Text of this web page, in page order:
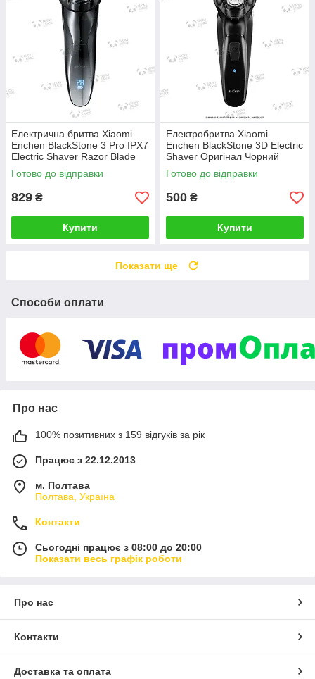
Електрична бритва Xiaomi
Enchen BlackStone 3 Pro IPX7
Electric Shaver Razor Blade
Оригінал Чорний
Готово до відправки
829 ₴
Купити
Електробритва Xiaomi
Enchen BlackStone 3D Electric
Shaver Оригінал Чорний
(BlackStone-C) 2421P
Готово до відправки
500 ₴
Купити
Показати ще
Способи оплати
Про нас
100% позитивних з 159 відгуків за рік
Працює з 22.12.2013
м. Полтава
Полтава, Україна
Контакти
Сьогодні працює з 08:00 до 20:00
Показати весь графік роботи
Про нас
Контакти
Доставка та оплата